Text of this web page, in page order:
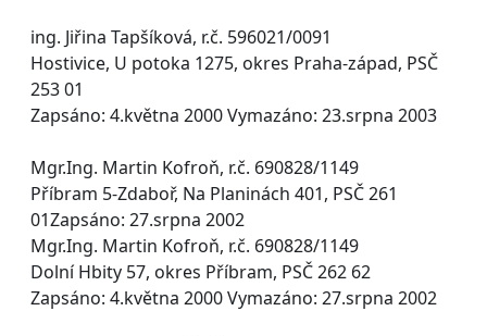
ing. Jiřina Tapšíková, r.č. 596021/0091
Hostivice, U potoka 1275, okres Praha-západ, PSČ
253 01
Zapsáno: 4.května 2000 Vymazáno: 23.srpna 2003
Mgr.Ing. Martin Kofroň, r.č. 690828/1149
Příbram 5-Zdaboř, Na Planinách 401, PSČ 261
01Zapsáno: 27.srpna 2002
Mgr.Ing. Martin Kofroň, r.č. 690828/1149
Dolní Hbity 57, okres Příbram, PSČ 262 62
Zapsáno: 4.května 2000 Vymazáno: 27.srpna 2002